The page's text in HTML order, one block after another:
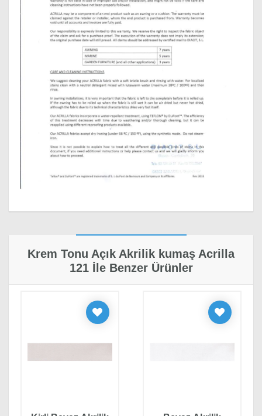
· Yorumlar
mükemmel bir dokusu var
Krem Tonu Açık Akrilik kumaş Acrilla
121 İle Benzer Ürünler